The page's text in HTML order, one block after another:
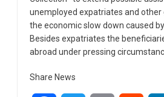
unemployed expatriates and
the economic slow down caused
Besides expatriates the
abroad under pressing
Share News